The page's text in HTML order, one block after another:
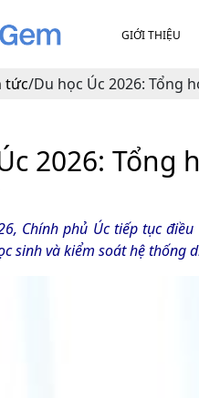
GIỚI THIỆU
tức/Du học Úc 2026: Tổng
2026:
Chính phủ Úc tiếp tục
sinh và kiểm soát hệ thống